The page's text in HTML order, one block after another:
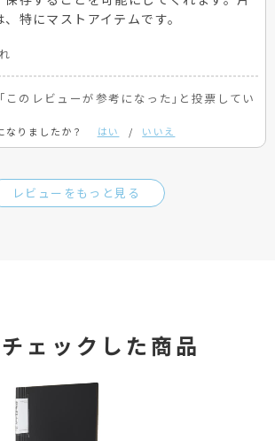
特にマストアイテムです。
のレビューが参考になった｣と投票してい
なりましたか？ はい / いいえ
レビューをもっと見る
ェックした商品